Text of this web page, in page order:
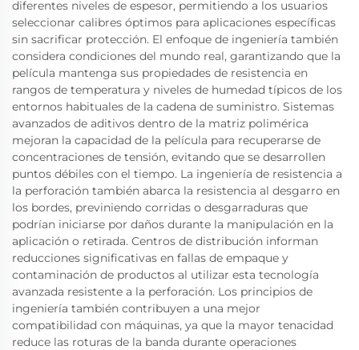
diferentes niveles de espesor, permitiendo a los usuarios
seleccionar calibres óptimos para aplicaciones específicas
sin sacrificar protección. El enfoque de ingeniería también
considera condiciones del mundo real, garantizando que la
película mantenga sus propiedades de resistencia en
rangos de temperatura y niveles de humedad típicos de los
entornos habituales de la cadena de suministro. Sistemas
avanzados de aditivos dentro de la matriz polimérica
mejoran la capacidad de la película para recuperarse de
concentraciones de tensión, evitando que se desarrollen
puntos débiles con el tiempo. La ingeniería de resistencia a
la perforación también abarca la resistencia al desgarro en
los bordes, previniendo corridas o desgarraduras que
podrían iniciarse por daños durante la manipulación en la
aplicación o retirada. Centros de distribución informan
reducciones significativas en fallas de empaque y
contaminación de productos al utilizar esta tecnología
avanzada resistente a la perforación. Los principios de
ingeniería también contribuyen a una mejor
compatibilidad con máquinas, ya que la mayor tenacidad
reduce las roturas de la banda durante operaciones